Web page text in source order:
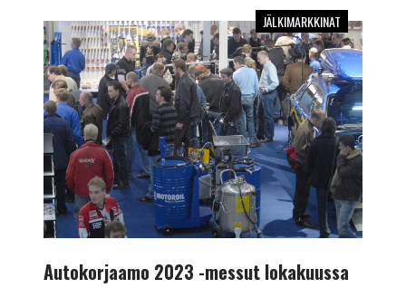
Autokorjaamo
2023
-
messut
lokakuussa
JÄLKIMARKKINAT
Autokorjaamo 2023 -messut lokakuussa